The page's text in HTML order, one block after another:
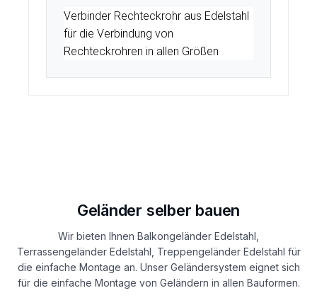
Verbinder Rechteckrohr aus Edelstahl
für die Verbindung von
Rechteckrohren in allen Größen
Geländer selber bauen
Wir bieten Ihnen Balkongeländer Edelstahl,
Terrassengeländer Edelstahl, Treppengeländer Edelstahl für
die einfache Montage an. Unser Geländersystem eignet sich
für die einfache Montage von Geländern in allen Bauformen.